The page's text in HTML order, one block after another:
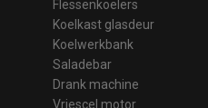
Flessenkoelers
Koelkast glasdeur
Koelwerkbank
Saladebar
Drank machine
Vriescel motor